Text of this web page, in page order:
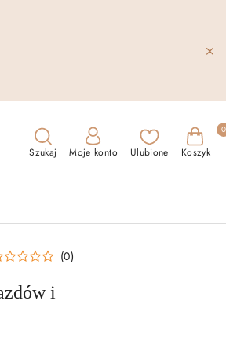
Szukaj Moje konto Ulubione Koszyk
0
(0)
i